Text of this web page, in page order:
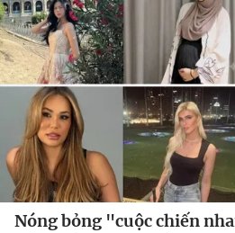
Nóng bỏng "cuộc chiến